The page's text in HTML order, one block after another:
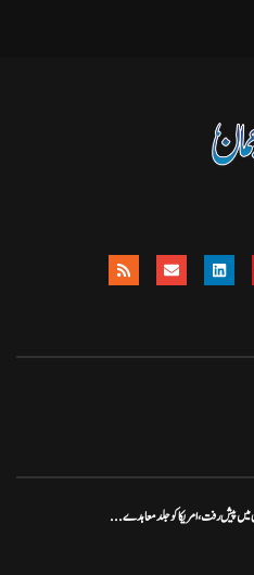
میں پیش رفت، امریکا کو جلد معاہدے...